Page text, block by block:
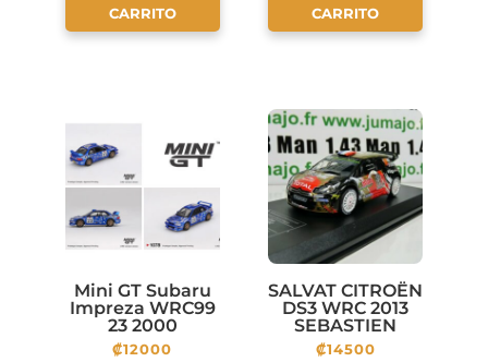
CARRITO
CARRITO
Mini GT Subaru
Impreza WRC99
23 2000
Acropolis Rally –
₡12000
SALVAT CITROËN
DS3 WRC 2013
SEBASTIEN
CHARDONNEC –
₡14500